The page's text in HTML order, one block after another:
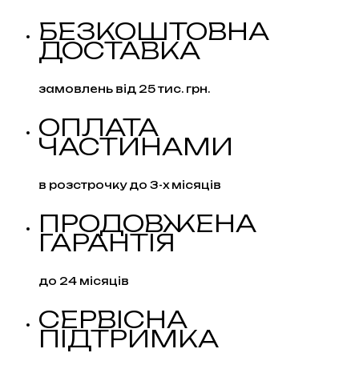
street
Ukc
light
6COB
кількість
БЕЗКОШТОВНА
ДОСТАВКА
замовлень від 25 тис. грн.
ОПЛАТА
ЧАСТИНАМИ
в розстрочку до 3-х місяців
ПРОДОВЖЕНА
ГАРАНТІЯ
до 24 місяців
СЕРВІСНА
ПІДТРИМКА